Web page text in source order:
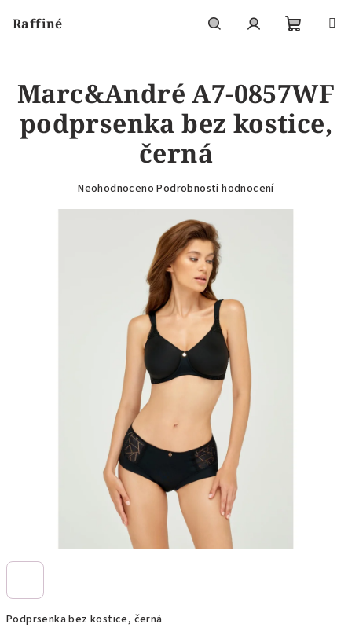
Raffiné
košík
Podprsenka bez kostice, černá
Marc&André A7-0857WF
podprsenka bez kostice,
černá
Průměrné
Neohodnoceno Podrobnosti hodnocení